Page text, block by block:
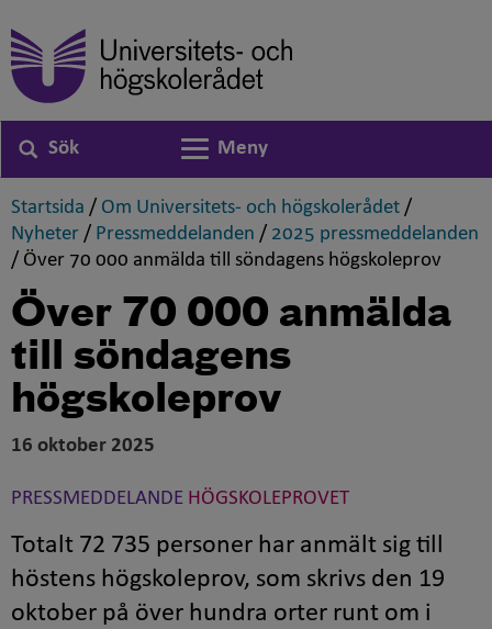
Sök
Växla navigering
Meny
Startsida ,
/ Om Universitets- och högskolerådet ,
/
Nyheter ,
/ Pressmeddelanden ,
/ 2025 pressmeddelanden
,
/ Över 70 000 anmälda till söndagens högskoleprov
Över 70 000 anmälda
till söndagens
högskoleprov
16 oktober 2025
PRESSMEDDELANDE HÖGSKOLEPROVET
Totalt 72 735 personer har anmält sig till
höstens högskoleprov, som skrivs den 19
oktober på över hundra orter runt om i